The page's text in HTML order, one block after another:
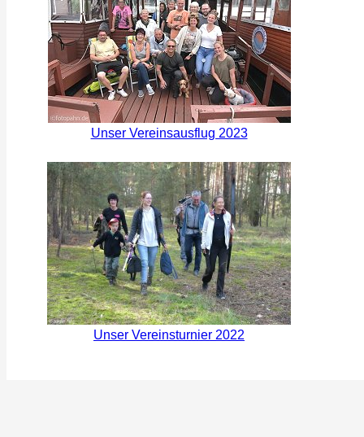
Unser Vereinsausflug 2023
Unser Vereinsturnier 2022